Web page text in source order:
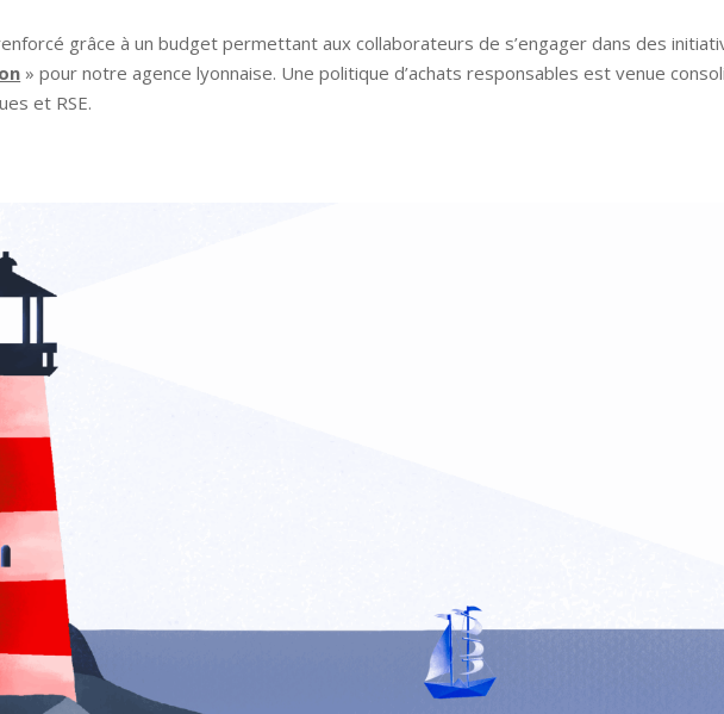
grâce à un budget permettant aux collaborateurs de s’engager dans des
» pour notre agence lyonnaise. Une politique d’achats responsables est venue
et RSE.